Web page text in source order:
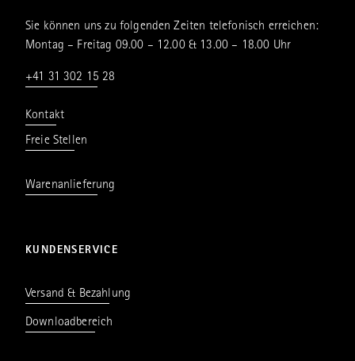
Sie können uns zu folgenden Zeiten telefonisch erreichen:
Montag – Freitag 09.00 – 12.00 & 13.00 – 18.00 Uhr
+41 31 302 15 28
Kontakt
Freie Stellen
Warenanlieferung
KUNDENSERVICE
Versand & Bezahlung
Downloadbereich